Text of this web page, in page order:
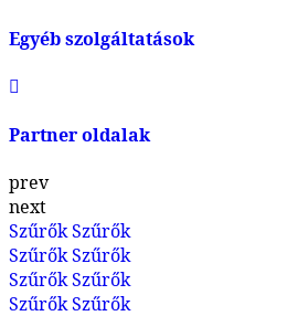
Egyéb szolgáltatások
Partner oldalak
prev
next
SzűrőkSzűrők
SzűrőkSzűrők
SzűrőkSzűrők
SzűrőkSzűrők